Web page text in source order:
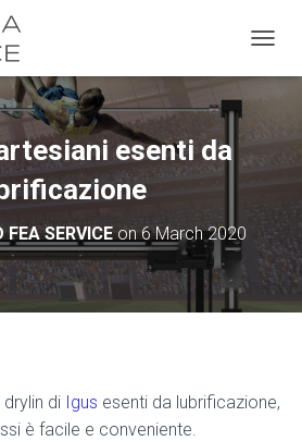
esenti da
FEA SERVICEon6 March 2020
di Igus esenti da lubrificazione,
è facile e conveniente.